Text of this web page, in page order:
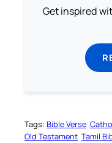
Get inspired
Tags: Bible Verse
Old Testament Tamil